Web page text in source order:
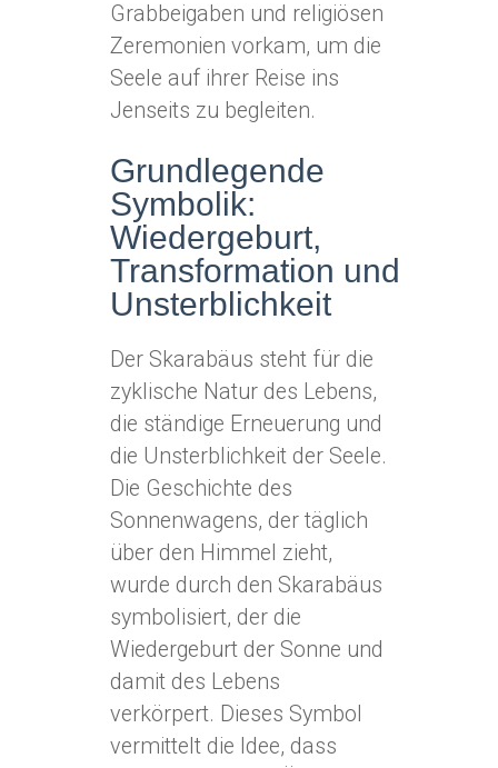
Grabbeigaben und religiösen
Zeremonien vorkam, um die
Seele auf ihrer Reise ins
Jenseits zu begleiten.
Grundlegende
Symbolik:
Wiedergeburt,
Transformation und
Unsterblichkeit
Der Skarabäus steht für die
zyklische Natur des Lebens,
die ständige Erneuerung und
die Unsterblichkeit der Seele.
Die Geschichte des
Sonnenwagens, der täglich
über den Himmel zieht,
wurde durch den Skarabäus
symbolisiert, der die
Wiedergeburt der Sonne und
damit des Lebens
verkörpert. Dieses Symbol
vermittelt die Idee, dass